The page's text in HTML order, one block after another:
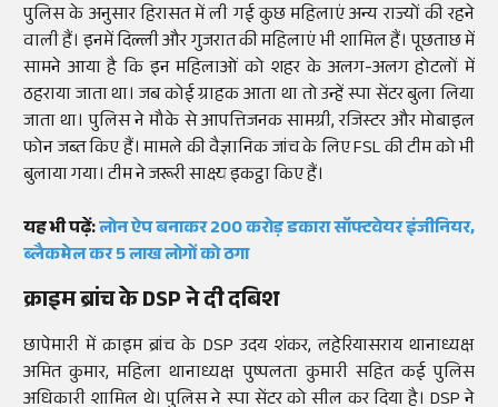
पुलिस के अनुसार हिरासत में ली गई कुछ महिलाएं अन्य राज्यों की रहने
वाली हैं। इनमें दिल्ली और गुजरात की महिलाएं भी शामिल हैं। पूछताछ में
सामने आया है कि इन महिलाओं को शहर के अलग-अलग होटलों में
ठहराया जाता था। जब कोई ग्राहक आता था तो उन्हें स्पा सेंटर बुला लिया
जाता था। पुलिस ने मौके से आपत्तिजनक सामग्री, रजिस्टर और मोबाइल
फोन जब्त किए हैं। मामले की वैज्ञानिक जांच के लिए FSL की टीम को भी
बुलाया गया। टीम ने जरूरी साक्ष्य इकट्ठा किए हैं।
यह भी पढ़ें:लोन ऐप बनाकर 200 करोड़ डकारा सॉफ्टवेयर इंजीनियर,
ब्लैकमेल कर 5 लाख लोगों को ठगा
क्राइम ब्रांच के DSP ने दी दबिश
छापेमारी में क्राइम ब्रांच के DSP उदय शंकर, लहेरियासराय थानाध्यक्ष
अमित कुमार, महिला थानाध्यक्ष पुष्पलता कुमारी सहित कई पुलिस